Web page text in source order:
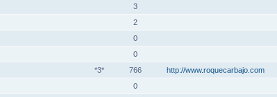
3
2
0
0
*3*
766 http://www.roquecarbajo.com
0